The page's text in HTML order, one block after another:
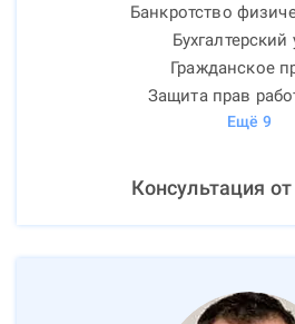
Банкротство
Бухгалтерский
Гражданское
Защита прав
Ещё 9
Консультация от